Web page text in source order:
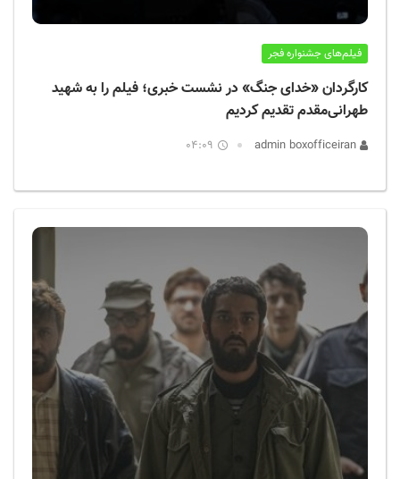
فیلم‌های جشنواره فجر
کارگردان «خدای جنگ» در نشست خبری؛ فیلم را به شهید
طهرانی‌مقدم تقدیم کردیم
04:09